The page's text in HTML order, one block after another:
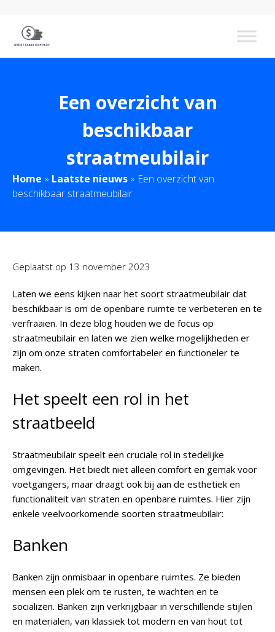
Een overzicht van
beschikbaar
straatmeubilair
Home » Laatste nieuws » Een overzicht van
beschikbaar straatmeubilair
Geplaatst op 13 november 2023
Laten we eens kijken naar het soort straatmeubilair dat
beschikbaar is om de openbare ruimte te verbeteren en te
verfraaien. In deze blog houden we de focus op
straatmeubilair en laten we zien welke mogelijkheden er
zijn om onze straten comfortabeler en functioneler te
maken.
Het speelt een rol in het
straatbeeld
Straatmeubilair speelt een cruciale rol in stedelijke
omgevingen. Het biedt niet alleen comfort en gemak voor
voetgangers, maar draagt ook bij aan de esthetiek en
functionaliteit van straten en openbare ruimtes. Hier zijn
enkele veelvoorkomende soorten straatmeubilair:
Banken
Banken zijn onmisbaar in openbare ruimtes. Ze bieden
mensen een plek om te rusten, te wachten en te
socializen. Banken zijn verkrijgbaar in verschillende stijlen
en materialen, van klassiek tot modern en van hout tot